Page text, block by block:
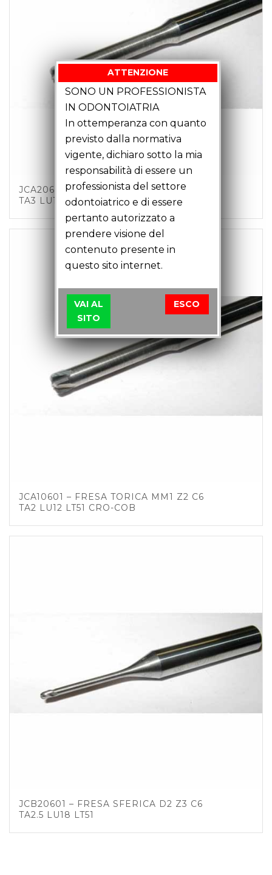
JCA20602 – FRESA TORICA MM2 Z4 C6
TA3 LU18 LT51
JCA10601 – FRESA TORICA MM1 Z2 C6
TA2 LU12 LT51 CRO-COB
JCB20601 – FRESA SFERICA D2 Z3 C6
TA2.5 LU18 LT51
ATTENZIONE
SONO UN PROFESSIONISTA
IN ODONTOIATRIA
In ottemperanza con quanto
previsto dalla normativa
vigente, dichiaro sotto la mia
responsabilità di essere un
professionista del settore
odontoiatrico e di essere
pertanto autorizzato a
prendere visione del
contenuto presente in
questo sito internet.
VAI AL
SITO
ESCO